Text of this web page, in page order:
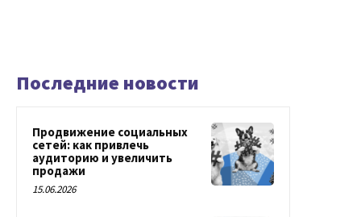
Последние новости
Продвижение социальных
сетей: как привлечь
аудиторию и увеличить
продажи
15.06.2026